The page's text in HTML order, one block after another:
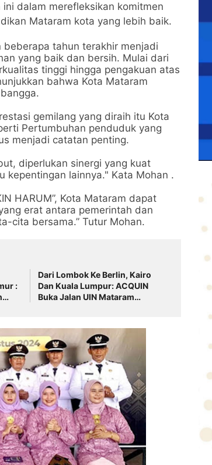
ini dalam merefleksikan komitmen
Mataram kota yang lebih baik.
beberapa tahun terakhir menjadi
yang baik dan bersih. Mulai dari
tinggi hingga pengakuan atas
bahwa Kota Mataram
gemilang yang diraih itu Kota
Pertumbuhan penduduk yang
menjadi catatan penting.
diperlukan sinergi yang kuat
kepentingan lainnya." Kata Mohan .
HARUM”, Kota Mataram dapat
erat antara pemerintah dan
cita bersama.” Tutur Mohan.
:
Dari Lombok Ke Berlin, Kairo
Dan Kuala Lumpur: ACQUIN
Buka Jalan UIN Mataram